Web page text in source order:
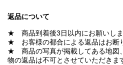
返品について
★ 商品到着後3日以内にお願いしま
★ お客様の都合による返品はお断
★ 商品の写真が掲載してある地図
物の返品は不可とさせていただきま